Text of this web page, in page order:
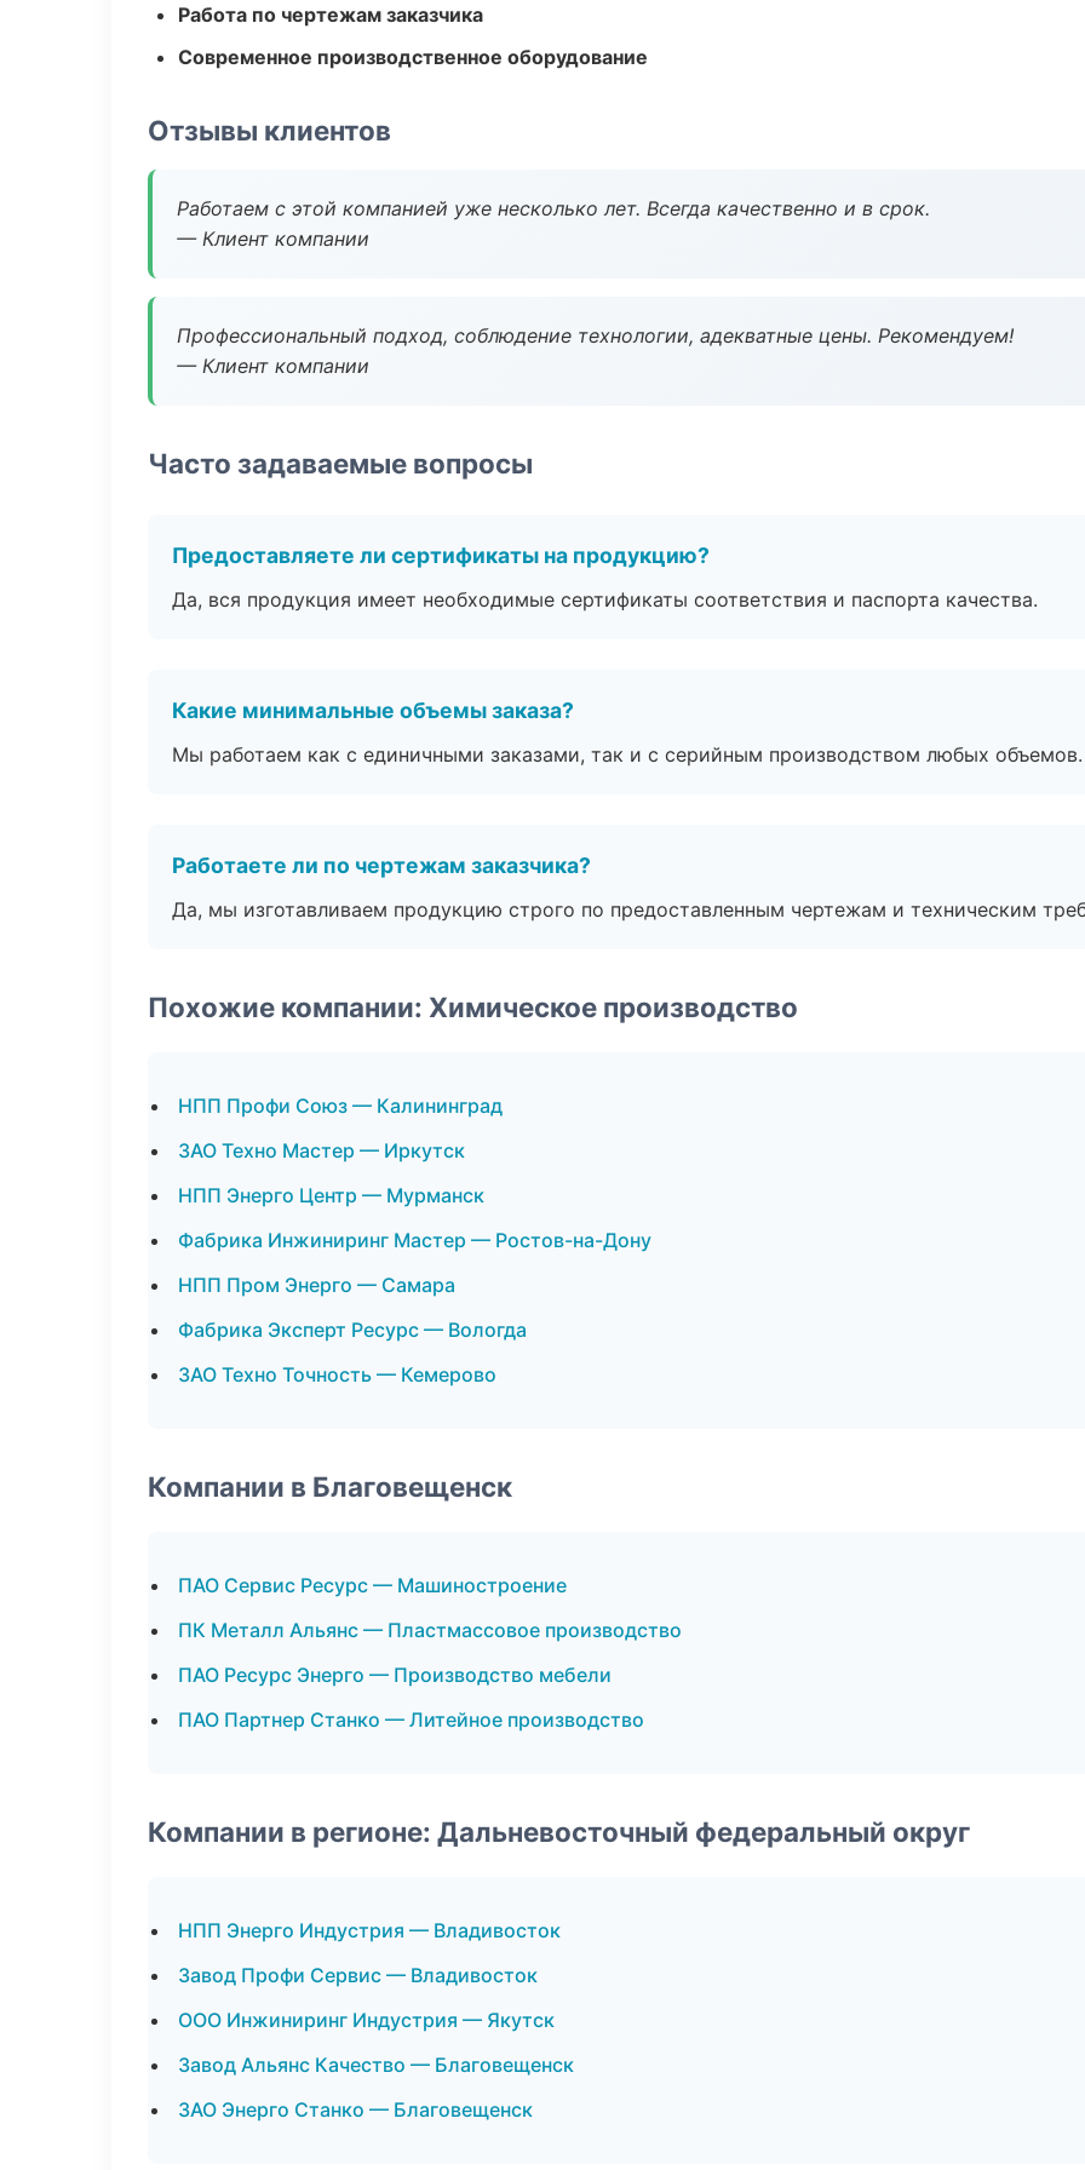
Работа по чертежам заказчика
Современное производственное оборудование
Отзывы клиентов
Работаем с этой компанией уже несколько лет. Всегда качественно и в срок.
— Клиент компании
Профессиональный подход, соблюдение технологии, адекватные цены. Рекомендуем!
— Клиент компании
Часто задаваемые вопросы
Предоставляете ли сертификаты на продукцию?
Да, вся продукция имеет необходимые сертификаты соответствия и паспорта качества.
Какие минимальные объемы заказа?
Мы работаем как с единичными заказами, так и с серийным производством любых объемов.
Работаете ли по чертежам заказчика?
Да, мы изготавливаем продукцию строго по предоставленным чертежам и техническим
Похожие компании: Химическое производство
НПП Профи Союз — Калининград
ЗАО Техно Мастер — Иркутск
НПП Энерго Центр — Мурманск
Фабрика Инжиниринг Мастер — Ростов-на-Дону
НПП Пром Энерго — Самара
Фабрика Эксперт Ресурс — Вологда
ЗАО Техно Точность — Кемерово
Компании в Благовещенск
ПАО Сервис Ресурс — Машиностроение
ПК Металл Альянс — Пластмассовое производство
ПАО Ресурс Энерго — Производство мебели
ПАО Партнер Станко — Литейное производство
Компании в регионе: Дальневосточный федеральный округ
НПП Энерго Индустрия — Владивосток
Завод Профи Сервис — Владивосток
ООО Инжиниринг Индустрия — Якутск
Завод Альянс Качество — Благовещенск
ЗАО Энерго Станко — Благовещенск